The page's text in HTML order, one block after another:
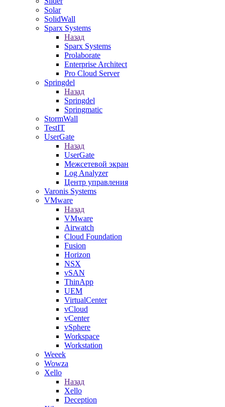
Solar
SolidWall
Sparx Systems
Назад
Sparx Systems
Prolaborate
Enterprise Architect
Pro Cloud Server
Springdel
Назад
Springdel
Springmatic
StormWall
TestIT
UserGate
Назад
UserGate
Межсетевой экран
Log Analyzer
Центр управления
Varonis Systems
VMware
Назад
VMware
Airwatch
Cloud Foundation
Fusion
Horizon
NSX
vSAN
ThinApp
UEM
VirtualCenter
vCloud
vCenter
vSphere
Workspace
Workstation
Weeek
Wowza
Xello
Назад
Xello
Deception